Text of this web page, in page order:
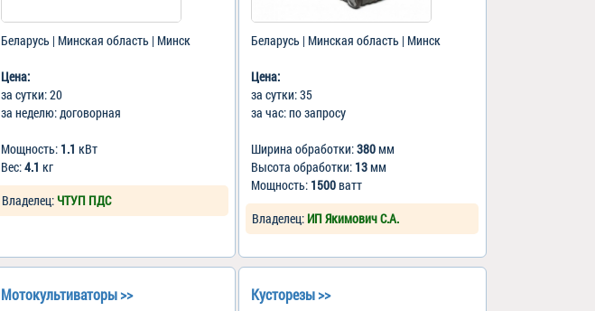
Беларусь | Минская область | Минск
Цена:
за сутки: 20
за неделю: договорная
Мощность: 1.1 кВт
Вес:4.1 кг
Владелец:ЧТУП ПДС
Беларусь | Минская область | Минск
Цена:
за сутки: 35
за час: по запросу
Ширина обработки:380мм
Высота обработки: 13мм
Мощность: 1500ватт
Владелец: ИП Якимович С.А.
Мотокультиваторы >> Кусторезы >>